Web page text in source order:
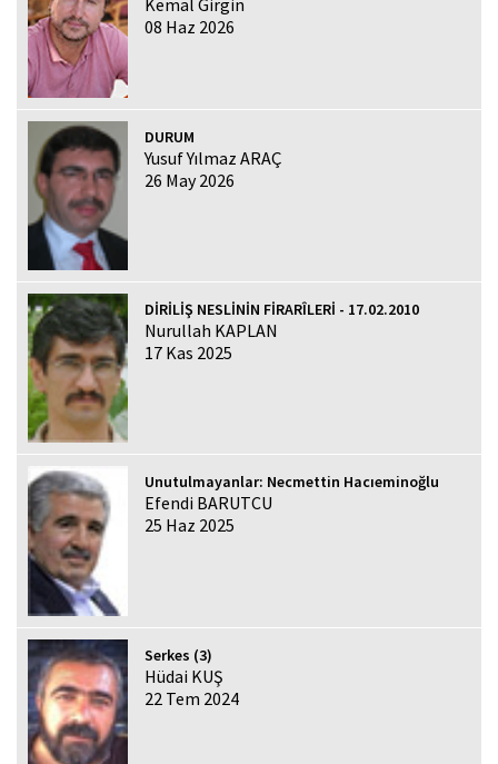
Kemal Girgin
08 Haz 2026
DURUM
Yusuf Yılmaz ARAÇ
26 May 2026
DİRİLİŞ NESLİNİN FİRARÎLERİ - 17.02.2010
Nurullah KAPLAN
17 Kas 2025
Unutulmayanlar: Necmettin Hacıeminoğlu
Efendi BARUTCU
25 Haz 2025
Serkes (3)
Hüdai KUŞ
22 Tem 2024